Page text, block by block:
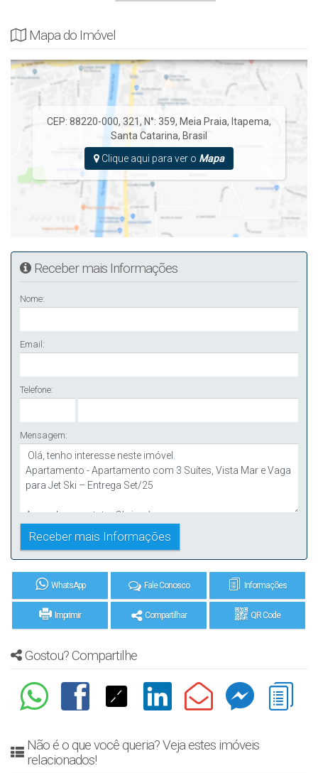
Mapa do Imóvel
CEP: 88220-000, 321 , N°: 359, Meia Praia, Itapema,
Santa Catarina, Brasil
Clique aqui para ver o Mapa
Receber mais Informações
Nome:
Email:
Telefone:
Mensagem:
WhatsApp Fale Conosco Informações
Imprimir Compartilhar QR Code
Gostou? Compartilhe
Não é o que você queria? Veja estes imóveis
relacionados!